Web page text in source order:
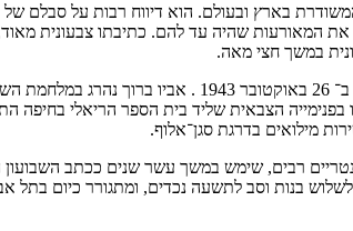
בארץ ובעולם. הוא דיווח רבות על
את המאורעות שהיה עד להם. כתיבתו צבעונית
במשך חצי מאה.
רון בן ישי, חתן פרס ישראל לתקשורת 2018 ,
הצבאית שליד בית הספר הריאלי בחיפה
מילואים בדרגת סגן־אלוף.
בנות וסב לתשעה נכדים, ומתגורר כיום בתל